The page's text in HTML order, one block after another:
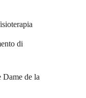
di
Dame de la